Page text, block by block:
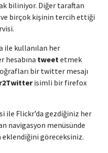
biliniyor. Diğer taraftan
birçok kişinin tercih ettiği
ile kullanılan her
hesabına tweetetmek
bir twitter mesajı
isimli bir firefox
Flickr’da gezdiğiniz her
navigasyon menüsünde
eklendiğini göreceksiniz.